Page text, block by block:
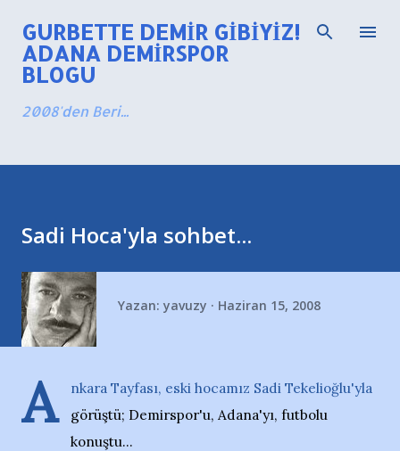
Ana içeriğe atla
GURBETTE DEMIR GIBIYIZ!
ADANA DEMIRSPOR
BLOGU
2008'den Beri...
Sadi Hoca'yla sohbet...
Yazan: yavuzy Haziran 15, 2008
A
nkara Tayfası, eski hocamız Sadi Tekelioğlu'yla
görüştü; Demirspor'u, Adana'yı, futbolu
konuştu...